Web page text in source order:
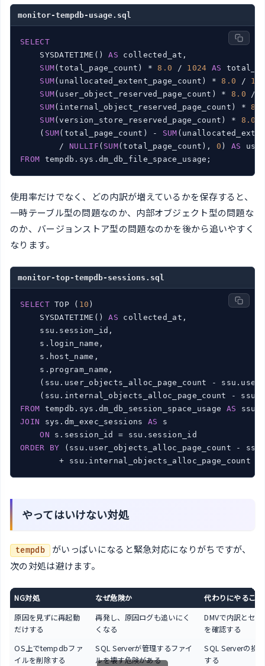
monitor-tempdb-usage.sql
SELECT
    SYSDATETIME()
AS collected_at,
SUM(total_page_count) * 8.0 / 1024 AS
SUM(unallocated_extent_page_count) * 8.0 /
SUM(user_object_reserved_page_count) * 8.0 /
SUM(internal_object_reserved_page_count) *
SUM(version_store_reserved_page_count) * 8.0
    (
SUM(total_page_count) - SUM
        /
NULLIF ( SUM(total_page_count), 0 ) AS
FROM
使用率だけでなく、どの内訳が増えているかを保存すると、
一時テーブル型の問題なのか、内部オブジェクト型の問題な
のか、バージョンストア型の問題なのかを後から追いやすく
なります。
monitor-top-tempdb-sessions.sql
SELECT TOP ( 10 )
    SYSDATETIME()
AS collected_at,
    ssu.session_id,
    s.login_name,
    s.host_name,
    s.program_name,
(ssu.user_objects_alloc_page_count -
(ssu.internal_objects_alloc_page_count -
FROM tempdb.sys.dm_db_session_space_usage AS
JOIN sys.dm_exec_sessions AS s
ON
ORDER
BY (ssu.user_objects_alloc_page_count -
+ ssu.internal_objects_alloc_page_count
やってはいけない対処
tempdb がいっぱいになると緊急対応になりがちですが、
次の対処は避けます。
NG対処 なぜ危険か
代わりにやること
原因を見ずに再起動
だけする
再発し、原因ログも追いにく
くなる
DMVで内訳とセ
を確認する
OS上でtempdbファ
イルを削除する
SQL Serverが管理するファイ
ルを壊す危険がある
SQL Serverの操
する